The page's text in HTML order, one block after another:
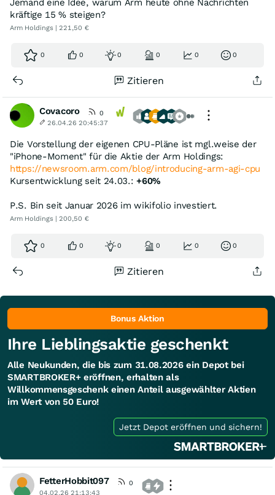
Jemand eine Idee, warum Arm heute ohne Nachrichten
kräftige 15 % steigen?
Arm Holdings | 221,50 €
0 0 0 0 0 0
Zitieren
Covacoro
0
26.04.26 20:45:37
Die Vorstellung der eigenen CPU-Pläne ist mgl.weise der
"iPhone-Moment" für die Aktie der Arm Holdings:
https://newsroom.arm.com/blog/introducing-arm-agi-cpu
Kursentwicklung seit 24.03.:+60%
P.S. Bin seit Januar 2026 im wikifolio investiert.
Arm Holdings | 200,50 €
0 0 0 0 0 0
Zitieren
Bonus Aktion
Ihre Lieblingsaktie geschenkt
Alle Neukunden, die bis zum 31.08.2026 ein Depot bei
SMARTBROKER+ eröffnen, erhalten als
Willkommensgeschenk einen Anteil ausgewählter Aktien
im Wert von 50 Euro!
Jetzt Depot eröffnen und sichern!
FetterHobbit097
0
04.02.26 21:13:43